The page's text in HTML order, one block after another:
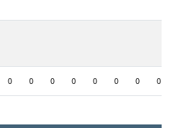
0 0 0 0 0 0 0 0